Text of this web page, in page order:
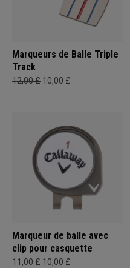
Marqueurs de Balle Triple
Track
12,00 £ 10,00 £
Marqueur de balle avec
clip pour casquette
11,00 £ 10,00 £